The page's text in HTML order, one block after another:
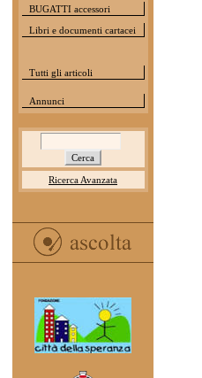
BUGATTI accessori
Libri e documenti cartacei
Tutti gli articoli
Annunci
Ricerca Avanzata